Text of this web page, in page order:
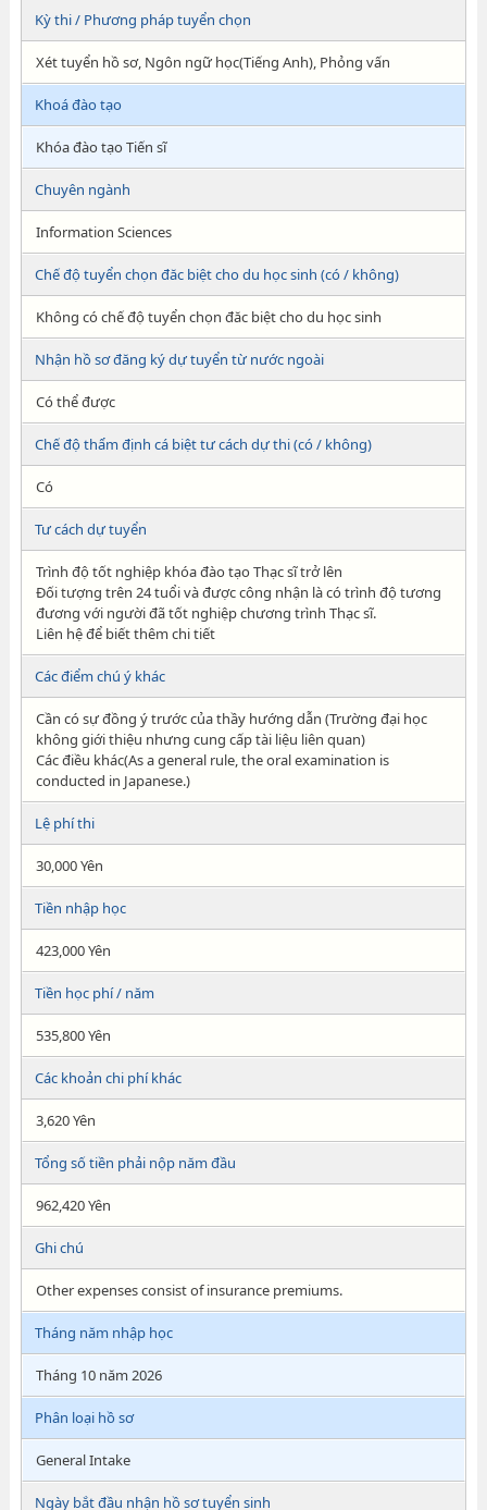
Kỳ thi / Phương pháp tuyển chọn
Xét tuyển hồ sơ, Ngôn ngữ học(Tiếng Anh), Phỏng vấn
Khoá đào tạo
Khóa đào tạo Tiến sĩ
Chuyên ngành
Information Sciences
Chế độ tuyển chọn đăc biệt cho du học sinh (có / không)
Không có chế độ tuyển chọn đăc biệt cho du học sinh
Nhận hồ sơ đăng ký dự tuyển từ nước ngoài
Có thể được
Chế độ thẩm định cá biệt tư cách dự thi (có / không)
Có
Tư cách dự tuyển
Trình độ tốt nghiệp khóa đào tạo Thạc sĩ trở lên
Đối tượng trên 24 tuổi và được công nhận là có trình độ tương
đương với người đã tốt nghiệp chương trình Thạc sĩ.
Liên hệ để biết thêm chi tiết
Các điểm chú ý khác
Cần có sự đồng ý trước của thầy hướng dẫn (Trường đại học
không giới thiệu nhưng cung cấp tài liệu liên quan)
Các điều khác(As a general rule, the oral examination is
conducted in Japanese.)
Lệ phí thi
30,000 Yên
Tiền nhập học
423,000 Yên
Tiền học phí / năm
535,800 Yên
Các khoản chi phí khác
3,620 Yên
Tổng số tiền phải nộp năm đầu
962,420 Yên
Ghi chú
Other expenses consist of insurance premiums.
Tháng năm nhập học
Tháng 10 năm 2026
Phân loại hồ sơ
General Intake
Ngày bắt đầu nhận hồ sơ tuyển sinh